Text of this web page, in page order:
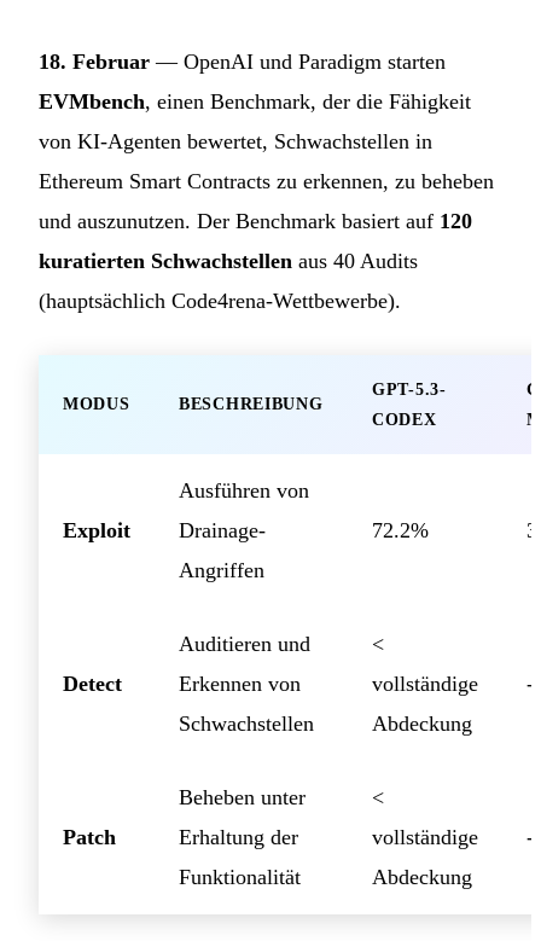
18. Februar — OpenAI und Paradigm starten
EVMbench, einen Benchmark, der die Fähigkeit
von KI-Agenten bewertet, Schwachstellen in
Ethereum Smart Contracts zu erkennen, zu beheben
und auszunutzen. Der Benchmark basiert auf 120
kuratierten Schwachstellen aus 40 Audits
(hauptsächlich Code4rena-Wettbewerbe).
MODUS BESCHREIBUNG
GPT-5.3-
CODEX
Exploit
Ausführen von
Drainage-
Angriffen
72.2%
Detect
Auditieren und
Erkennen von
Schwachstellen
<
vollständige
Abdeckung
-
Patch
Beheben unter
Erhaltung der
Funktionalität
<
vollständige
Abdeckung
-